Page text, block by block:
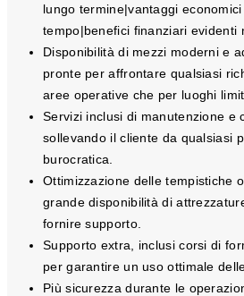
lungo termine|vantaggi
tempo|benefici finanziari evidenti
Disponibilità di mezzi moderni e
pronte per affrontare qualsiasi
aree operative che per luoghi
Servizi inclusi di manutenzione e
sollevando il cliente da qualsiasi
burocratica.
Ottimizzazione delle tempistiche
grande disponibilità di
fornire supporto.
Supporto extra, inclusi corsi di
per garantire un uso ottimale
Più sicurezza durante le